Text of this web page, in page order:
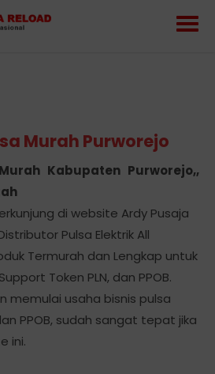
Murah Purworejo
Kabupaten Purworejo,,
di website Ardy Pusaja
Pulsa Elektrik All
Termurah dan Lengkap untuk
Token PLN, dan PPOB.
memulai usaha bisnis pulsa
PPOB, sudah sangat tepat jika
ini.